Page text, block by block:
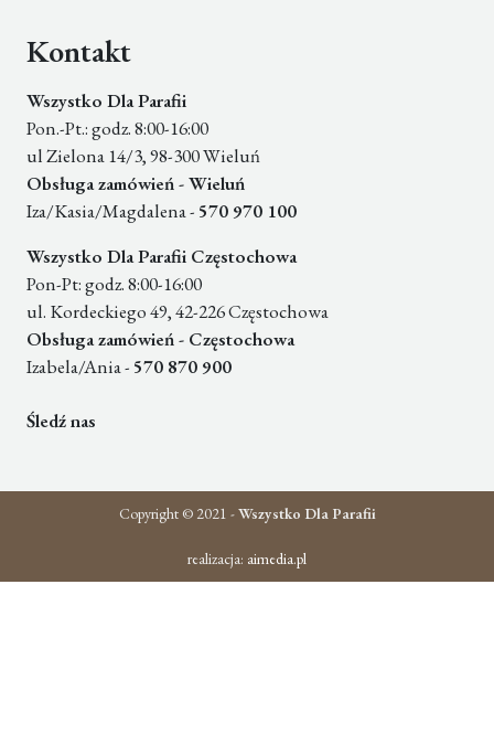
Kontakt
Wszystko Dla Parafii
Pon.-Pt.: godz. 8:00-16:00
ul Zielona 14/3, 98-300 Wieluń
Obsługa zamówień - Wieluń
Iza/Kasia/Magdalena - 570 970 100
Wszystko Dla Parafii Częstochowa
Pon-Pt: godz. 8:00-16:00
ul. Kordeckiego 49, 42-226 Częstochowa
Obsługa zamówień - Częstochowa
Izabela/Ania - 570 870 900
Śledź nas
Copyright © 2021 -Wszystko Dla Parafii
realizacja: aimedia.pl